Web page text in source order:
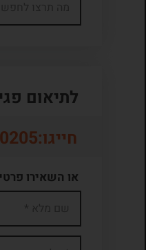
לתיאום
חייגו:
או השאירו